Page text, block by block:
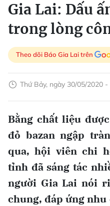
Gia Lai: Dấu
trong lòng
Theo dõi Báo Gia Lai trên
Thứ Bảy, ngày 30/05/2020 -
Bằng chất liệu
đỏ bazan ngập
qua, hội viên chi
tỉnh đã sáng tác
người Gia Lai nói
chung, đáp ứng